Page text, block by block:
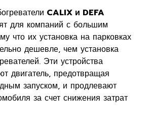
CALIX и DEFA
для компаний с большим
что их установка на парковках
дешевле, чем установка
Эти устройства
двигатель, предотвращая
запуском, и продлевают
за счет снижения затрат